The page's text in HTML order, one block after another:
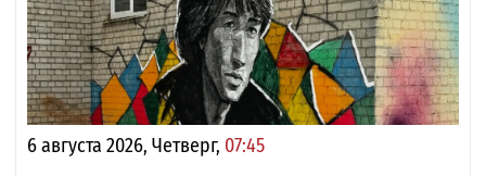
6 августа 2026, Четверг, 07:45